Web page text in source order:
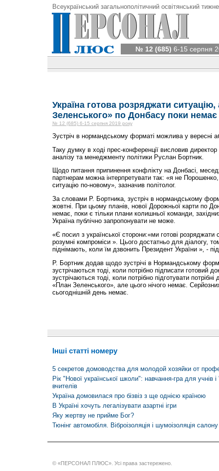
Всеукраїнський загальнополітичний освітянський
№ 12 (685) 6-15 серпня
Україна готова розряджати
Зеленського» по Донбасу поки немає
№ 12 (685) 6-15 серпня 2019 року
Зустріч в нормандському форматі можлива у вересні
Таку думку в ході прес-конференції висловив директор
аналізу та менеджменту політики Руслан Бортник.
Щодо питання припинення конфлікту на Донбасі,
партнерам можна інтерпретувати так: «я не
ситуацію по-новому», зазначив політолог.
За словами Р. Бортника, зустріч в нормандському
жовтні. При цьому планів, нової Дорожньої карти по
немає, поки є тільки плани колишньої команди,
Україна публічно запропонувати не може.
«Є посил з української сторони:«ми готові розряджати
розумні компроміси ». Цього достатньо для діалогу,
піднімають, коли їм дзвонить Президент України », -
Р. Бортник додав щодо зустрічі в Нормандському
зустрічаються тоді, коли потрібно підписати готовий
зустрічаються тоді, коли потрібно підготувати
«План Зеленського», але цього нічого немає.
сьогоднішній день немає.
Інші статті номеру
5 секретов домоводства для молодой хозяйки от
Рік "Нової української школи": навчання-гра для учнів
вчителів
Україна домовилася про бізвіз з ще однією країною
В Україні хочуть легалізувати азартні ігри
Яку жертву не прийме Бог?
Тюнінг автомобіля. Віброізоляція і шумоізоляція салону
© «ПЕРСОНАЛ ПЛЮС». Усі права застережено.